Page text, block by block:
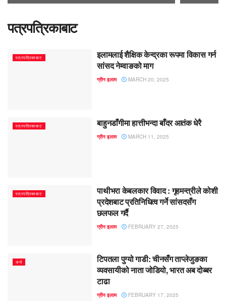
पत्रपत्रिकाबाट
पत्रपत्रिकाबाट
इलामलाई शैक्षिक केन्द्रका रूपमा विकास गर्न
सांसद नेम्वाङको माग
ग्रीन इलाम MARCH 20, 2025
पत्रपत्रिकाबाट बाहुनडाँगीमा हात्तीभन्दा बाँदर आतंक धेरै
ग्रीन इलाम MARCH 11, 2025
पत्रपत्रिकाबाट
पाथीभरा केबलकार विवाद : गृहमन्त्रीले कोशी
प्रदेशबाट प्रतिनिधित्व गर्ने सांसदसँग
छलफल गर्दै
ग्रीन इलाम FEBRUARY 27, 2025
अर्थ
टिपतला पुग्यो गाडी: चीनसँग ताप्लेजुङका
व्यवसायीको नाता जोडियो, भारत अब दोब्बर
टाढा
ग्रीन इलाम FEBRUARY 17, 2025